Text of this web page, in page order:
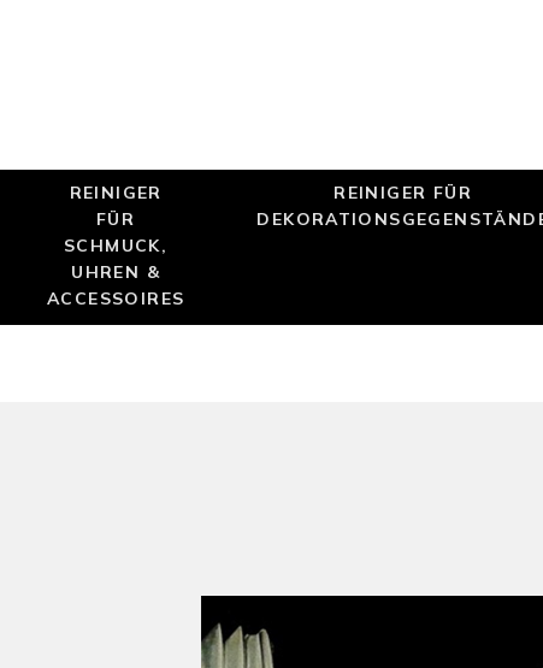
REINIGER
FÜR
SCHMUCK,
UHREN &
ACCESSOIRES
REINIGER FÜR